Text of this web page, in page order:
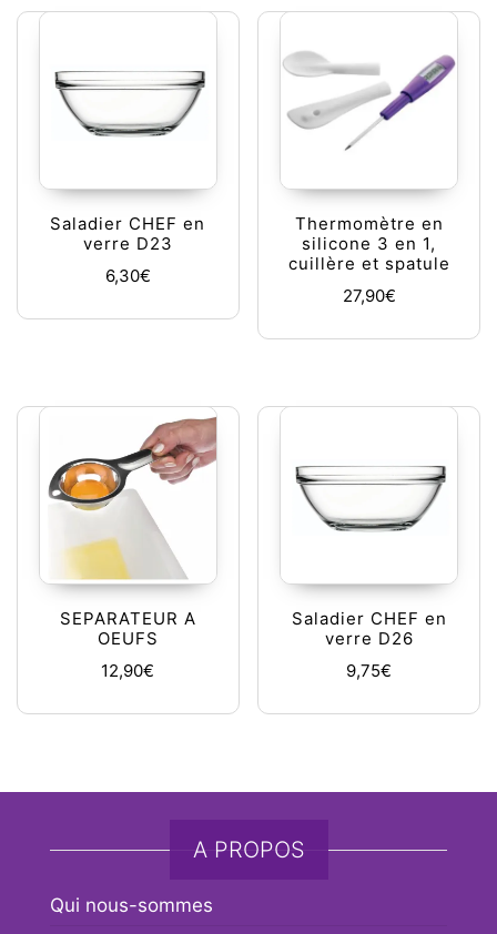
Saladier CHEF en
verre D23
6,30€
Thermomètre en
silicone 3 en 1,
cuillère et spatule
27,90€
SEPARATEUR A
OEUFS
12,90€
Saladier CHEF en
verre D26
9,75€
A PROPOS
Qui nous-sommes